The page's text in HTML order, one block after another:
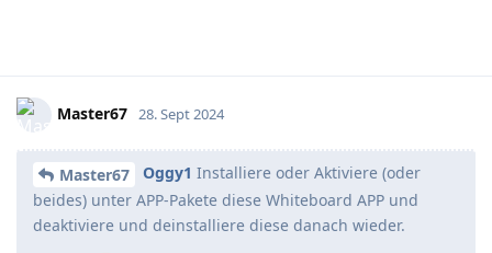
Master67 28. Sept 2024
Master67 Oggy1 Installiere oder Aktiviere (oder
beides) unter APP-Pakete diese Whiteboard APP und
deaktiviere und deinstalliere diese danach wieder.